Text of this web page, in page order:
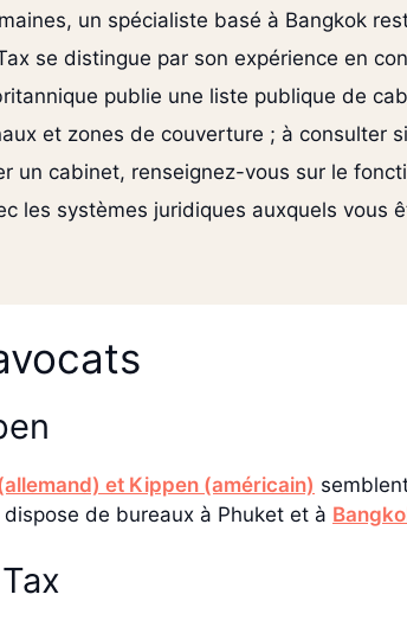
un spécialiste basé à Bangkok
se distingue par son expérience en
publie une liste publique de
et zones de couverture ; à consulter
un cabinet, renseignez-vous sur le
les systèmes juridiques auxquels vous
et Kippen (américain)
de bureaux à Phuket et à